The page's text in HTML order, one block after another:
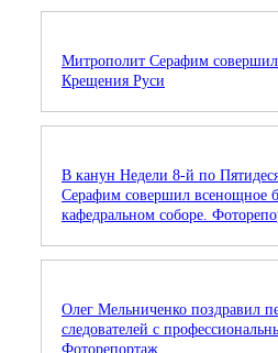
Митрополит Серафим
Крещения Руси
В канун Недели 8-й по
Серафим совершил всенощное
кафедральном соборе.
Олег Мельниченко поздравил
следователей с
Фоторепортаж